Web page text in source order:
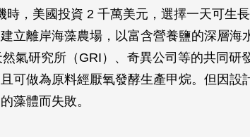
時，美國投資 2 千萬美元，選擇一天可生
立離岸海藻農場，以富含營養鹽的深層海
氣研究所（GRI）、奇異公司等的共同研
可做為原料經厭氧發酵生產甲烷。但因設
藻體而失敗。